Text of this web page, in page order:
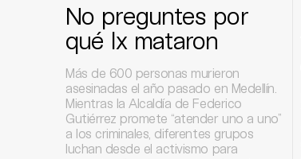
No preguntes por
qué lx mataron
Más de 600 personas murieron
asesinadas el año pasado en Medellín.
Mientras la Alcaldía de Federico
Gutiérrez promete “atender uno a uno”
a los criminales, diferentes grupos
luchan desde el activismo para